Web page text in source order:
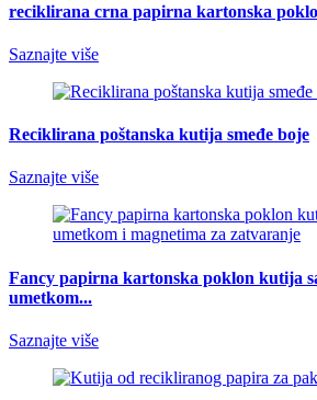
reciklirana crna papirna kartonska
Saznajte više
Reciklirana poštanska kutija smeđe boje
Saznajte više
Fancy papirna kartonska poklon kutija
umetkom...
Saznajte više